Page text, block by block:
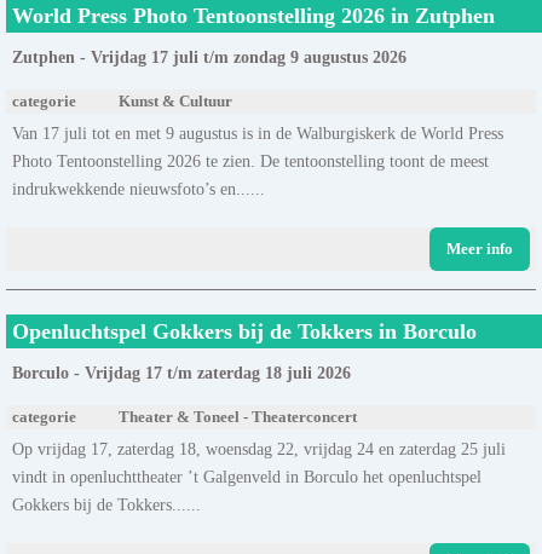
World Press Photo Tentoonstelling 2026 in Zutphen
Zutphen - Vrijdag 17 juli t/m zondag 9 augustus 2026
categorie Kunst & Cultuur
Van 17 juli tot en met 9 augustus is in de Walburgiskerk de World Press
Photo Tentoonstelling 2026 te zien. De tentoonstelling toont de meest
indrukwekkende nieuwsfoto’s en......
Meer info
Openluchtspel Gokkers bij de Tokkers in Borculo
Borculo - Vrijdag 17 t/m zaterdag 18 juli 2026
categorie Theater & Toneel - Theaterconcert
Op vrijdag 17, zaterdag 18, woensdag 22, vrijdag 24 en zaterdag 25 juli
vindt in openluchttheater ’t Galgenveld in Borculo het openluchtspel
Gokkers bij de Tokkers......